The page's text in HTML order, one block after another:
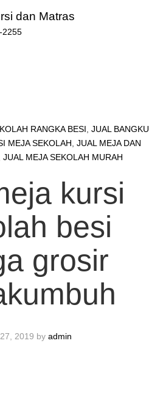
dan Matras
2255
RANGKA BESI JUAL BANGKU
MEJA SEKOLAH JUAL MEJA DAN
JUAL MEJA SEKOLAH MURAH
kursi
besi
grosir
2019 by admin